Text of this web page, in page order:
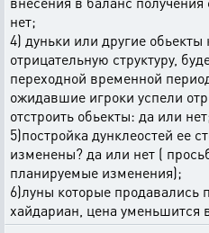
нет;
4) дуньки или другие
отрицательную структуру,
переходной временной
ожидавшие игроки успели
отстроить обьекты: да или
5)постройка дунклеостей ее
изменены? да или нет (
планируемые изменения);
6)луны которые продавались
хайдариан, цена уменьшится